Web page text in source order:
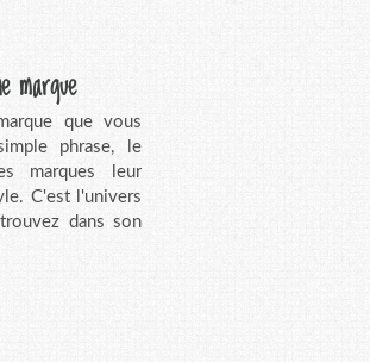
marque
que vous
phrase, le
marques leur
C'est l'univers
dans son